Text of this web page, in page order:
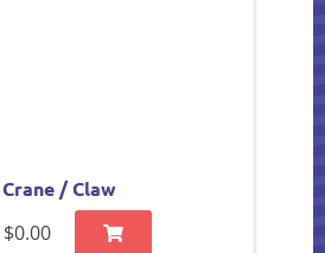
Crane / Claw
$0.00